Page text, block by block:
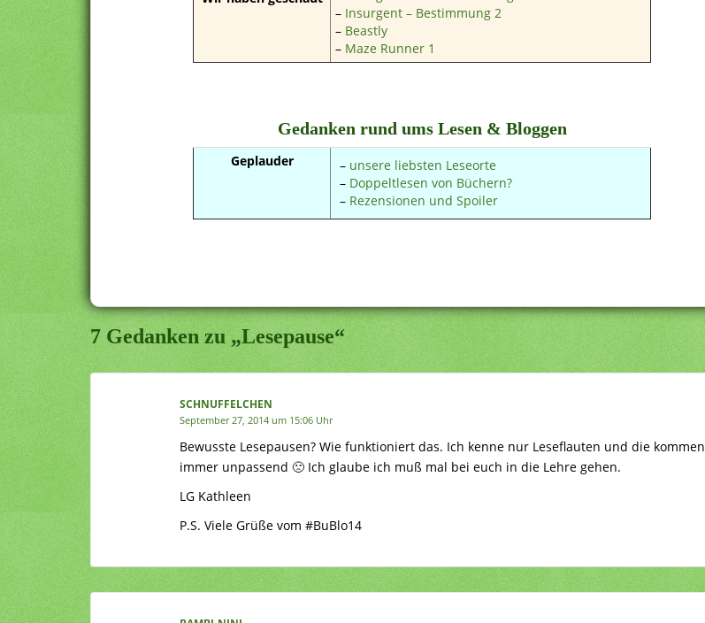
– Insurgent – Bestimmung 2
– Beastly
– Maze Runner 1
Gedanken rund ums Lesen & Bloggen
Geplauder – unsere liebsten Leseorte
– Doppeltlesen von Büchern?
– Rezensionen und Spoiler
7 Gedanken zu „Lesepause“
SCHNUFFELCHEN
September 27, 2014 um 15:06 Uhr
Bewusste Lesepausen? Wie funktioniert das. Ich kenne nur Leseflauten und die kommen
immer unpassend 🙁 Ich glaube ich muß mal bei euch in die Lehre gehen.
LG Kathleen
P.S. Viele Grüße vom #‎BuBlo14‬